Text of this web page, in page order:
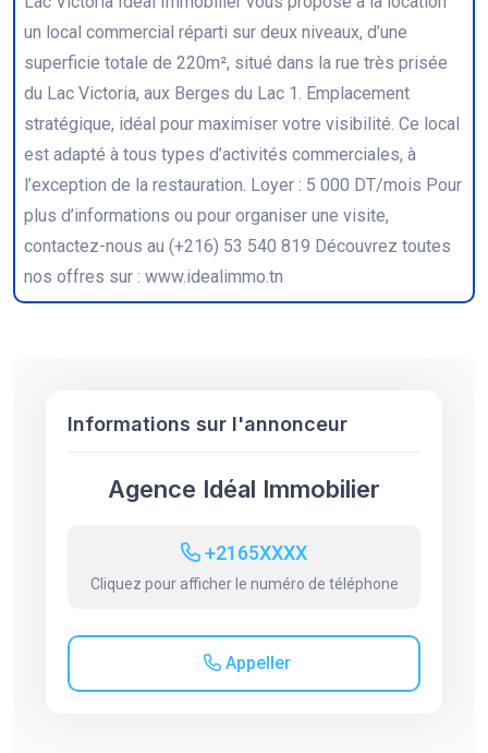
un local commercial réparti sur deux niveaux, d’une
superficie totale de 220m², situé dans la rue très prisée
du Lac Victoria, aux Berges du Lac 1. Emplacement
stratégique, idéal pour maximiser votre visibilité. Ce local
est adapté à tous types d’activités commerciales, à
l’exception de la restauration. Loyer : 5 000 DT/mois Pour
plus d’informations ou pour organiser une visite,
contactez-nous au (+216) 53 540 819 Découvrez toutes
nos offres sur : www.idealimmo.tn
Informations sur l'annonceur
Agence Idéal Immobilier
+2165XXXX
Cliquez pour afficher le numéro de téléphone
Appeller